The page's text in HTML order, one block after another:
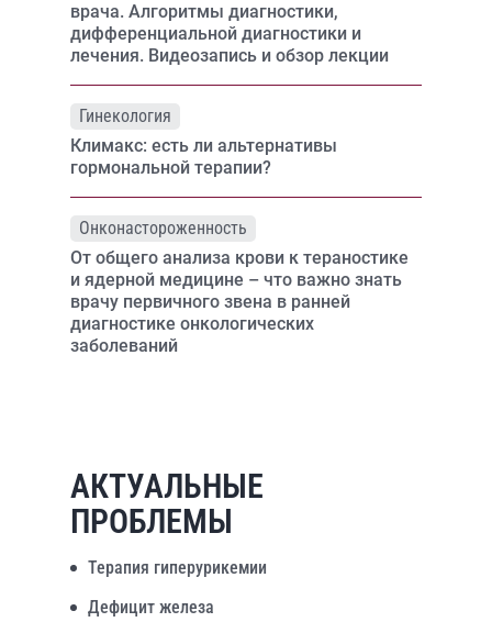
врача. Алгоритмы диагностики,
дифференциальной диагностики и
лечения. Видеозапись и обзор лекции
Гинекология
Климакс: есть ли альтернативы
гормональной терапии?
Онконастороженность
От общего анализа крови к тераностике
и ядерной медицине – что важно знать
врачу первичного звена в ранней
диагностике онкологических
заболеваний
АКТУАЛЬНЫЕ
ПРОБЛЕМЫ
Терапия гиперурикемии
Дефицит железа